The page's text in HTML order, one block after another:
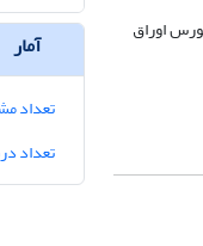
اوراق
آمار
تعداد
تعداد